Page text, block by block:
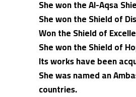
She won the Al-Aqsa
She won the Shield of
Won the Shield of
She won the Shield of
Its works have been
She was named an
countries.